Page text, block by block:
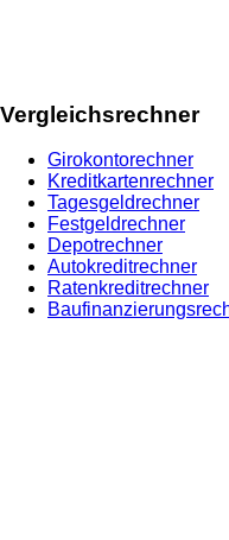
Vergleichsrechner
Girokontorechner
Kreditkartenrechner
Tagesgeldrechner
Festgeldrechner
Depotrechner
Autokreditrechner
Ratenkreditrechner